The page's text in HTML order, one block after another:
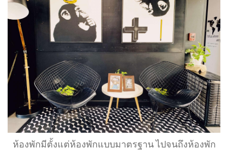
ห้องพักมีตั้งแต่ห้องพักแบบมาตรฐาน ไปจนถึงห้องพัก